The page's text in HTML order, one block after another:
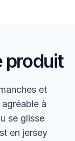
produit
et
à
se glisse
en jersey